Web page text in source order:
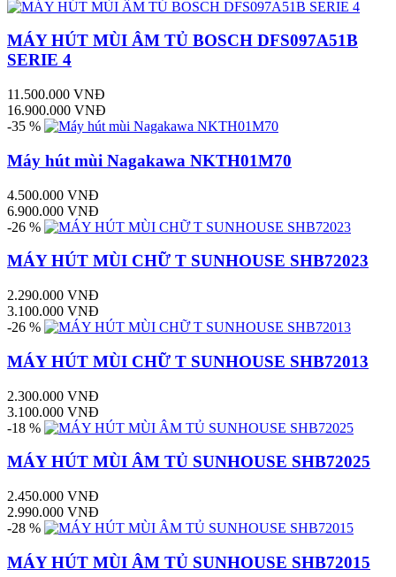
MÁY HÚT MÙI ÂM TỦ BOSCH DFS097A51B
SERIE 4
11.500.000 VNĐ
16.900.000 VNĐ
-35 %
Máy hút mùi Nagakawa NKTH01M70
4.500.000 VNĐ
6.900.000 VNĐ
-26 %
MÁY HÚT MÙI CHỮ T SUNHOUSE SHB72023
2.290.000 VNĐ
3.100.000 VNĐ
-26 %
MÁY HÚT MÙI CHỮ T SUNHOUSE SHB72013
2.300.000 VNĐ
3.100.000 VNĐ
-18 %
MÁY HÚT MÙI ÂM TỦ SUNHOUSE SHB72025
2.450.000 VNĐ
2.990.000 VNĐ
-28 %
MÁY HÚT MÙI ÂM TỦ SUNHOUSE SHB72015